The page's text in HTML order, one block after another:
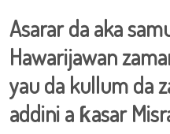
Asarar da aka
Hawarijawan
yau da kullum da
addini a ƙasar